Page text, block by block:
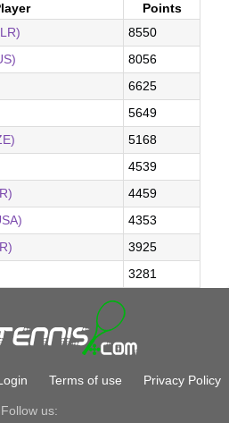
Points
8550
8056
6625
5649
5168
4539
4459
4353
3925
3281
Terms of use Privacy Policy
Follow us: